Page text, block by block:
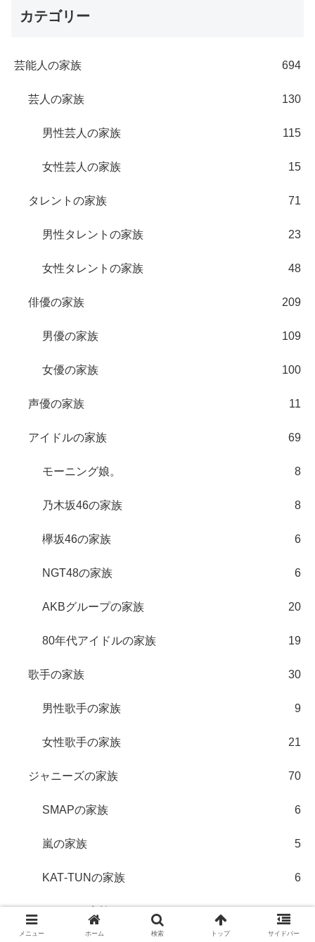
カテゴリー
芸能人の家族 694
芸人の家族 130
男性芸人の家族 115
女性芸人の家族 15
タレントの家族 71
男性タレントの家族 23
女性タレントの家族 48
俳優の家族 209
男優の家族 109
女優の家族 100
声優の家族 11
アイドルの家族 69
モーニング娘。 8
乃木坂46の家族 8
欅坂46の家族 6
NGT48の家族 6
AKBグループの家族 20
80年代アイドルの家族 19
歌手の家族 30
男性歌手の家族 9
女性歌手の家族 21
ジャニーズの家族 70
SMAPの家族 6
嵐の家族 5
KAT‐TUNの家族 6
メニュー ホーム 検索 トップ サイドバー